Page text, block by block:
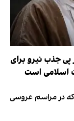
پی جذب نیرو برای
اسلامی است
۱۰ چهره‌ای که در مراسم عروسی